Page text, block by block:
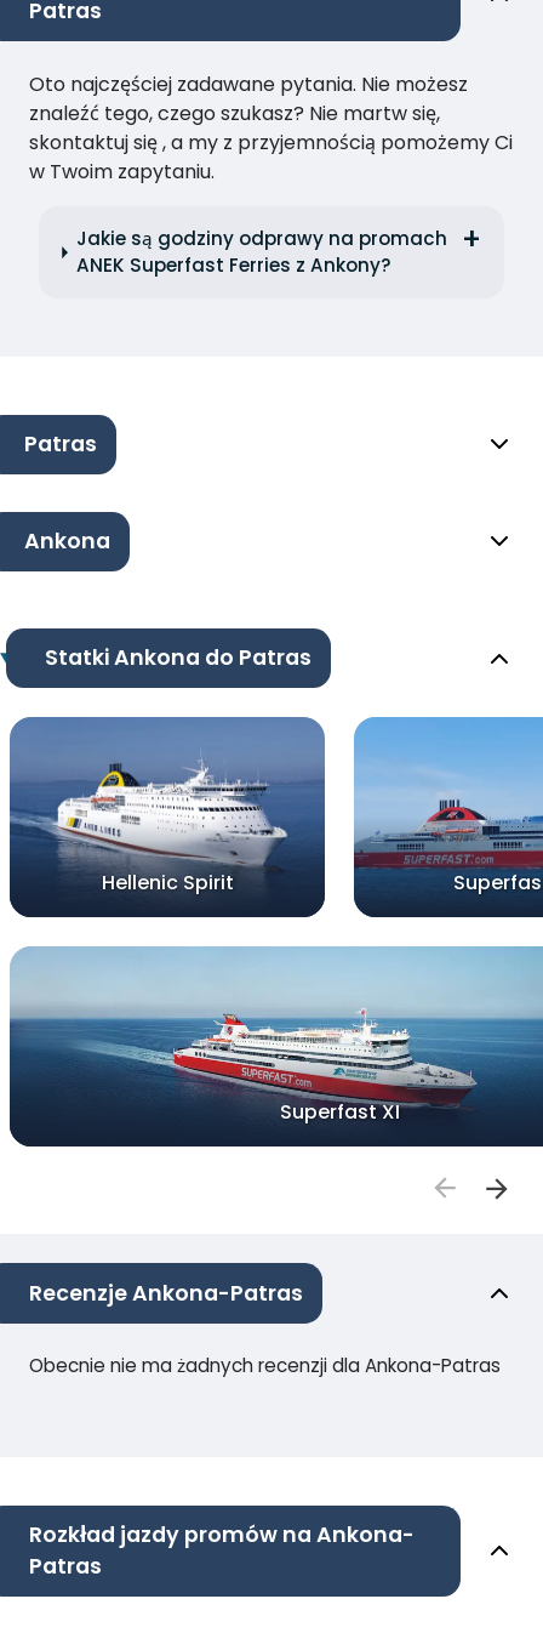
Patras
Oto najczęściej zadawane pytania. Nie możesz
znaleźć tego, czego szukasz? Nie martw się,
skontaktuj się , a my z przyjemnością pomożemy Ci
w Twoim zapytaniu.
Jakie są godziny odprawy na promach
ANEK Superfast Ferries z Ankony?
Patras
Ankona
Statki Ankona do Patras
Hellenic Spirit
Superfast XI
Recenzje Ankona-Patras
Obecnie nie ma żadnych recenzji dla Ankona-Patras
Rozkład jazdy promów na Ankona-
Patras